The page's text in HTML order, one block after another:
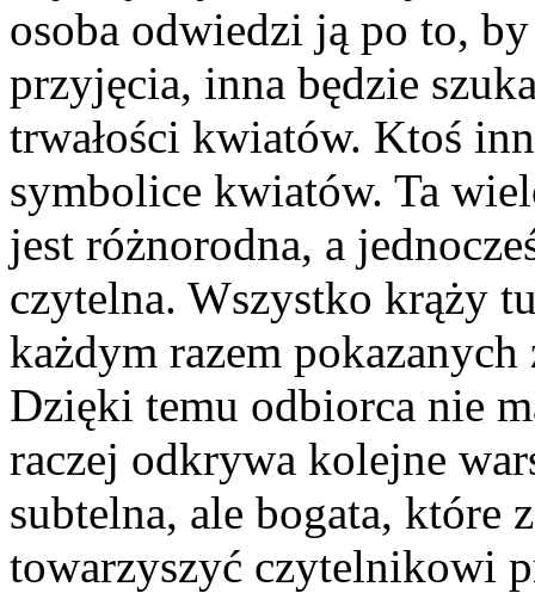
osoba odwiedzi ją po to,
przyjęcia, inna będzie
trwałości kwiatów. Ktoś
symbolice kwiatów. Ta
jest różnorodna, a
czytelna. Wszystko krąży
każdym razem
Dzięki temu odbiorca nie
raczej odkrywa kolejne
subtelna, ale bogata, które
towarzyszyć czytelnikowi